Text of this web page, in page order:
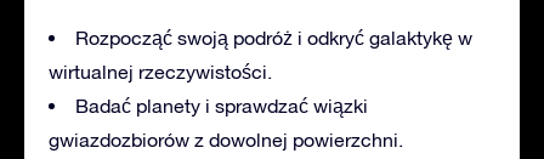
Rozpocząć swoją podróż i odkryć galaktykę w
wirtualnej rzeczywistości.
Badać planety i sprawdzać wiązki
gwiazdozbiorów z dowolnej powierzchni.